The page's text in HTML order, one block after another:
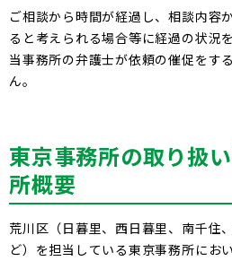
ご相談から時間が経過し、相談内容
ると考えられる場合等に経過の状況
当事務所の弁護士が依頼の催促をす
ん。
東京事務所の取り扱
所概要
荒川区（日暮里、西日暮里、南千住
ど）を担当している東京事務所にお